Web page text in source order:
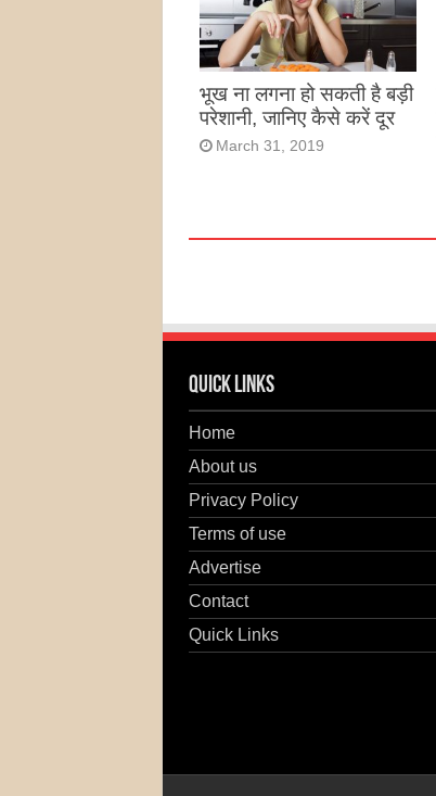
भूख ना लगना हो सकती है बड़ी
परेशानी, जानिए कैसे करें दूर
March 31, 2019
Quick Links
Home
About us
Privacy Policy
Terms of use
Advertise
Contact
Quick Links